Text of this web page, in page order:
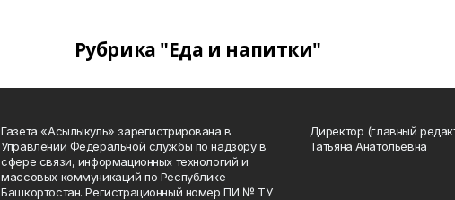
Рубрика "Еда и напитки"
Газета «Асылыкуль» зарегистрирована в
Управлении Федеральной службы по надзору в
сфере связи, информационных технологий и
массовых коммуникаций по Республике
Башкортостан. Регистрационный номер ПИ № ТУ
Директор (главный
Татьяна Анатольевна